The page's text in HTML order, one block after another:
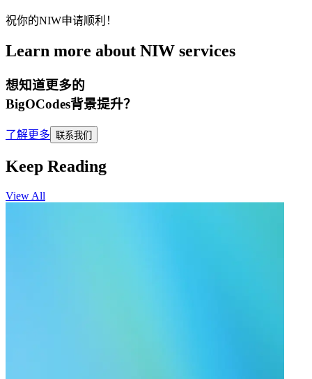
祝你的NIW申请顺利！
Learn more about NIW services
想知道更多的
BigOCodes背景提升？
了解更多 联系我们
Keep Reading
View All